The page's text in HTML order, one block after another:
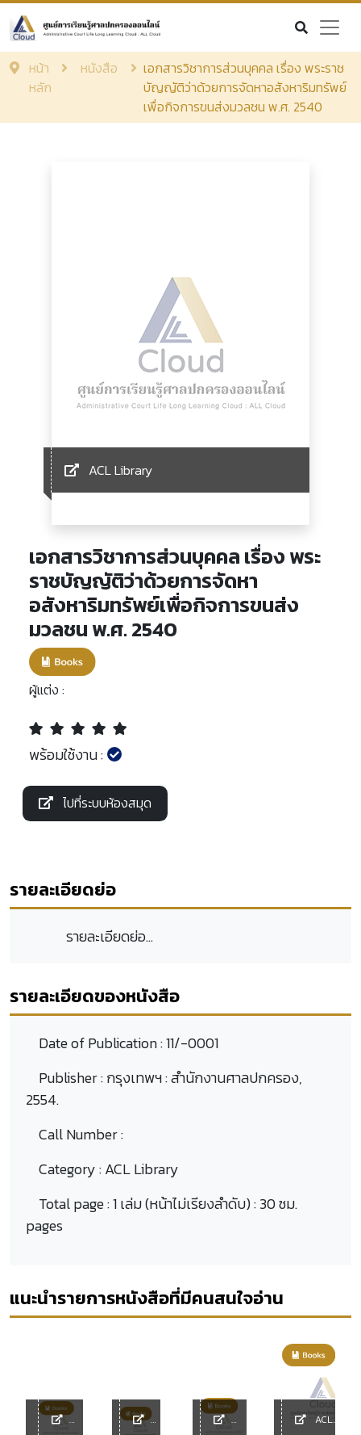
หน้า
หลัก
หนังสือ
เอกสารวิชาการส่วนบุคคล เรื่อง พระราช
บัญญัติว่าด้วยการจัดหาอสังหาริมทรัพย์
เพื่อกิจการขนส่งมวลชน พ.ศ. 2540
ACL Library
เอกสารวิชาการส่วนบุคคล เรื่อง พระ
ราชบัญญัติว่าด้วยการจัดหา
อสังหาริมทรัพย์เพื่อกิจการขนส่ง
มวลชน พ.ศ. 2540
ผู้แต่ง :
พร้อมใช้งาน :
ไปที่ระบบห้องสมุด
รายละเอียดย่อ
รายละเอียดย่อ...
รายละเอียดของหนังสือ
Date of Publication :11/-0001
Publisher :กรุงเทพฯ : สำนักงานศาลปกครอง,
2554.
Call Number :
Category :ACL Library
Total page :1 เล่ม (หน้าไม่เรียงลำดับ) : 30 ซม.
pages
แนะนำรายการหนังสือที่มีคนสนใจอ่าน